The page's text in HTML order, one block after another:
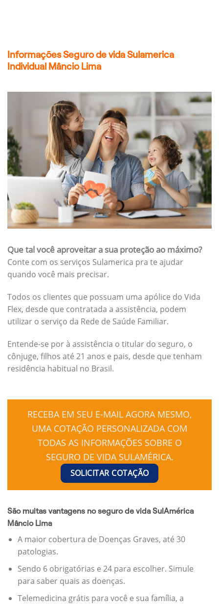
Informações Seguro de vida Sulamerica
Individual Mâncio Lima
Que tal você aproveitar a sua proteção ao máximo?
Conte com os serviços Sulamerica pra te ajudar
quando você mais precisar.
Todos os clientes que possuam uma apólice do Vida
Flex, desde que contratada a assistência, podem
utilizar o serviço da Rede de Saúde Familiar.
Entende-se por à assistência o titular do seguro, o
cônjuge, filhos até 21 anos e pais, desde que tenham
residência habitual no Brasil.
RECEBA EM SEU E-MAIL AGORA MESMO,
UMA COTAÇÃO PERSONALIZADA COM
TODAS AS INFORMAÇÕES SOBRE O
SEGURO DE VIDA SULAMÉRICA.
SOLICITAR COTAÇÃO
São muitas vantagens no seguro de vida SulAmérica
Mâncio Lima
A maior cobertura de Doenças Graves, até 30
patologias.
Sendo 6 obrigatórias e 24 para escolher. Simule
para saber quais as doenças.
Telemedicina grátis para você e sua família, a